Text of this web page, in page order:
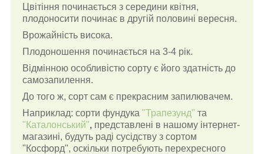
Цвітіння починається з середини квітня,
плодоносити починає в другій половині вересня.
Врожайність висока.
Плодоношення починається на 3-4 рік.
Відмінною особливістю сорту є його здатність до
самозапилення.
До того ж, сорт сам є прекрасним запилювачем.
Наприклад: сорти фундука "Трапезунд" та
"Каталонський", представлені в нашому інтернет-
магазині, будуть раді сусідству з сортом
"Косфорд", оскільки потребують перехресного